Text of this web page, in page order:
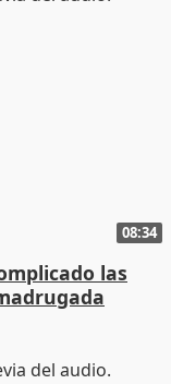
08:34
las